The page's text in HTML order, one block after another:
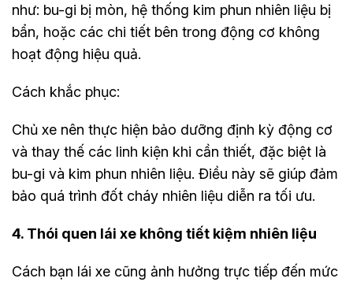
như: bu-gi bị mòn, hệ thống kim phun nhiên liệu bị
bẩn, hoặc các chi tiết bên trong động cơ không
hoạt động hiệu quả.
Cách khắc phục:
Chủ xe nên thực hiện bảo dưỡng định kỳ động cơ
và thay thế các linh kiện khi cần thiết, đặc biệt là
bu-gi và kim phun nhiên liệu. Điều này sẽ giúp đảm
bảo quá trình đốt cháy nhiên liệu diễn ra tối ưu.
4. Thói quen lái xe không tiết kiệm nhiên liệu
Cách bạn lái xe cũng ảnh hưởng trực tiếp đến mức